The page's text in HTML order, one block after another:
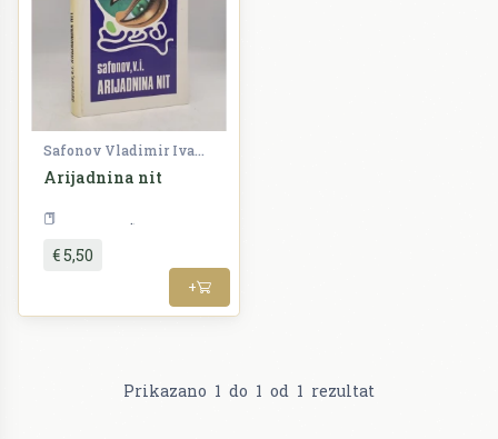
Safonov Vladimir Ivanovič
Arijadnina nit
€ 5,50
+
Prikazano 1 do 1 od 1 rezultat